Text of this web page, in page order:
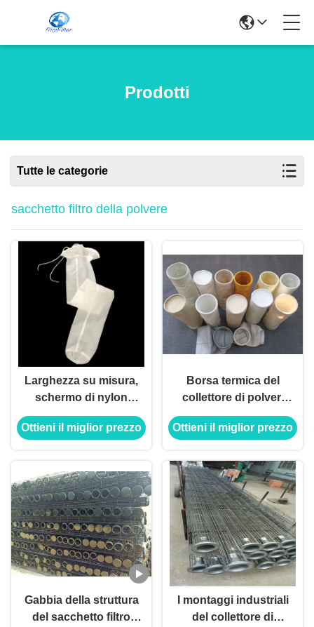
Prodotti
Tutte le categorie
sacchetto filtro della polvere
Larghezza su misura,
schermo di nylon
Mesh Ribbon della
poliammide del
Ottieni il miglior prezzo
Borsa termica del
collettore di polveri
del sacchetto filtro di
/PTFE dei sacchetti
centrale elettrica
Ottieni il miglior prezzo
Gabbia della struttura
del sacchetto filtro
I montaggi industriali
del collettore di